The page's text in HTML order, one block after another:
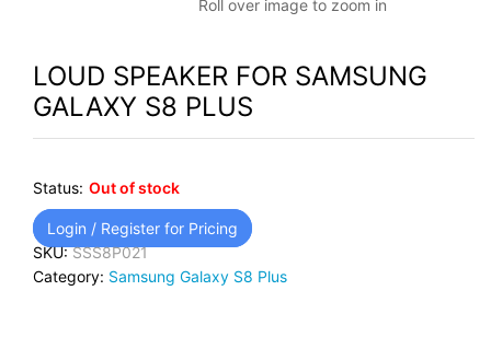
Roll over image to zoom in
LOUD SPEAKER FOR SAMSUNG
GALAXY S8 PLUS
Status: Out of stock
Login / Register for Pricing
SKU:SSS8P021
Category: Samsung Galaxy S8 Plus